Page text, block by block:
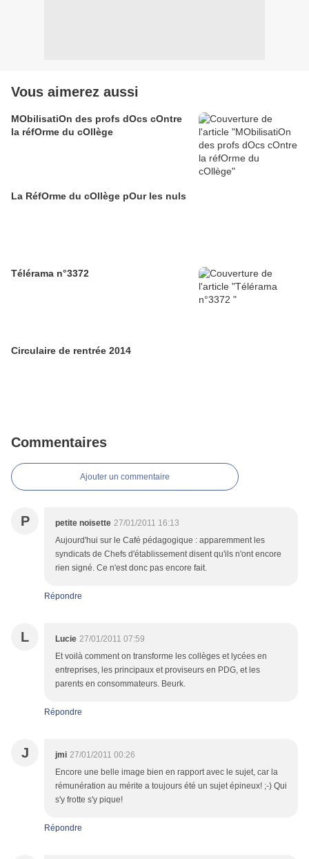
Vous aimerez aussi
MObilisatiOn des profs dOcs cOntre
la réfOrme du cOllège
La RéfOrme du cOllège pOur les nuls
Télérama n°3372
Circulaire de rentrée 2014
Commentaires
Ajouter un commentaire
P petite noisette 27/01/2011 16:13
Aujourd'hui sur le Café pédagogique : apparemment les
syndicats de Chefs d'établissement disent qu'ils n'ont encore
rien signé. Ce n'est donc pas encore fait.
Répondre
L Lucie 27/01/2011 07:59
Et voilà comment on transforme les collèges et lycées en
entreprises, les principaux et proviseurs en PDG, et les
parents en consommateurs. Beurk.
Répondre
J jmi 27/01/2011 00:26
Encore une belle image bien en rapport avec le sujet, car la
rémunération au mérite a toujours été un sujet épineux! ;-) Qui
s'y frotte s'y pique!
Répondre